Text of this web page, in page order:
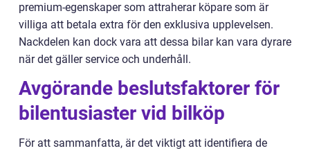
premium-egenskaper som attraherar köpare som är
villiga att betala extra för den exklusiva upplevelsen.
Nackdelen kan dock vara att dessa bilar kan vara dyrare
när det gäller service och underhåll.
Avgörande beslutsfaktorer för
bilentusiaster vid bilköp
För att sammanfatta, är det viktigt att identifiera de